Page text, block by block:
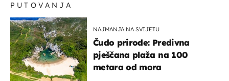
PUTOVANJA
NAJMANJA NA SVIJETU
Čudo prirode: Predivna
pješčana plaža na 100
metara od mora